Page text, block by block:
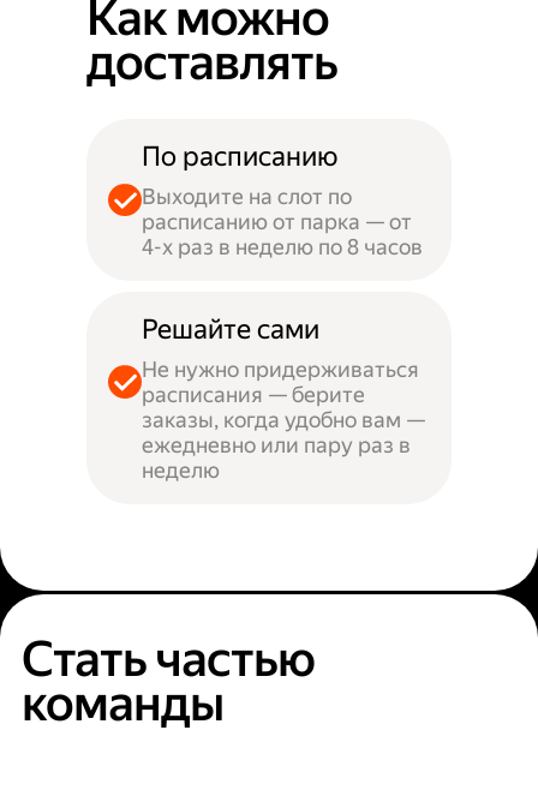
Как можно
доставлять
По расписанию
Выходите на слот по
расписанию от парка — от
4-х раз в неделю по 8 часов
Решайте сами
Не нужно придерживаться
расписания — берите
заказы, когда удобно вам —
ежедневно или пару раз в
неделю
Стать частью
команды